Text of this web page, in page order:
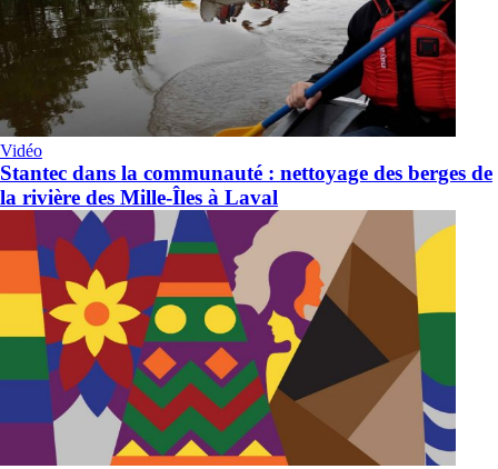
Vidéo
Stantec dans la communauté : nettoyage des berges de
la rivière des Mille-Îles à Laval